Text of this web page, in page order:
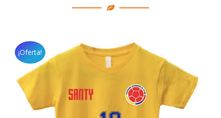
¡Oferta!